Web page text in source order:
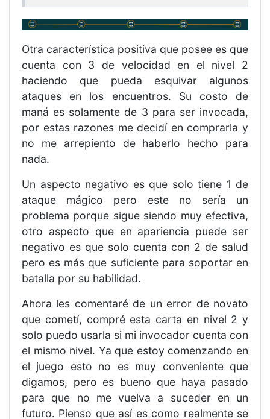
Otra característica positiva que posee es que
cuenta con 3 de velocidad en el nivel 2
haciendo que pueda esquivar algunos
ataques en los encuentros. Su costo de
maná es solamente de 3 para ser invocada,
por estas razones me decidí en comprarla y
no me arrepiento de haberlo hecho para
nada.
Un aspecto negativo es que solo tiene 1 de
ataque mágico pero este no sería un
problema porque sigue siendo muy efectiva,
otro aspecto que en apariencia puede ser
negativo es que solo cuenta con 2 de salud
pero es más que suficiente para soportar en
batalla por su habilidad.
Ahora les comentaré de un error de novato
que cometí, compré esta carta en nivel 2 y
solo puedo usarla si mi invocador cuenta con
el mismo nivel. Ya que estoy comenzando en
el juego esto no es muy conveniente que
digamos, pero es bueno que haya pasado
para que no me vuelva a suceder en un
futuro. Pienso que así es como realmente se